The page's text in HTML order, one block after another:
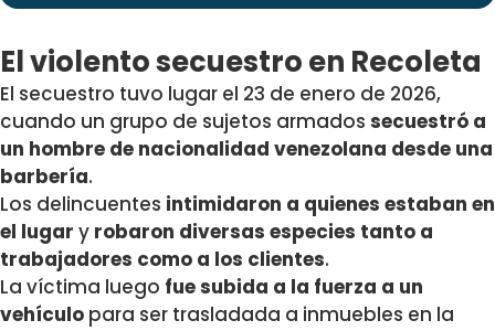
El violento secuestro en Recoleta
El secuestro tuvo lugar el 23 de enero de 2026,
cuando un grupo de sujetos armados secuestró a
un hombre de nacionalidad venezolana desde una
barbería.
Los delincuentes intimidaron a quienes estaban en
el lugar y robaron diversas especies tanto a
trabajadores como a los clientes.
La víctima luego fue subida a la fuerza a un
vehículo para ser trasladada a inmuebles en la